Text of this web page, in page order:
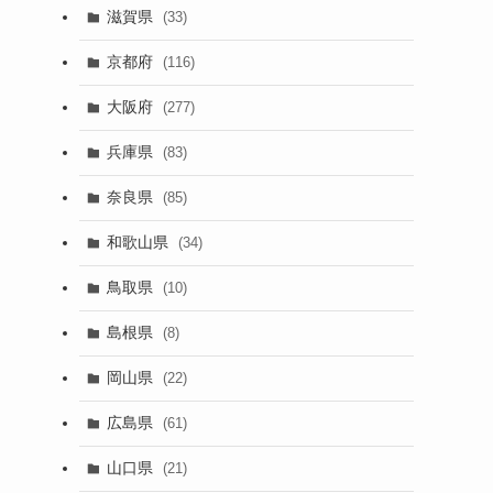
滋賀県 (33)
京都府 (116)
大阪府 (277)
兵庫県 (83)
奈良県 (85)
和歌山県 (34)
鳥取県 (10)
島根県 (8)
岡山県 (22)
広島県 (61)
山口県 (21)